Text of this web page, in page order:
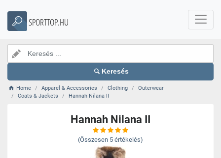
SPORTTOP.HU
Keresés
Home Apparel & Accessories Clothing
Outerwear
Coats & Jackets
Hannah Nilana II
Hannah Nilana II
(Összesen 5 értékelés)